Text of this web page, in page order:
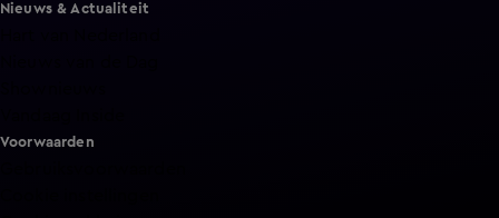
Nieuws & Actualiteit
Voorwaarden